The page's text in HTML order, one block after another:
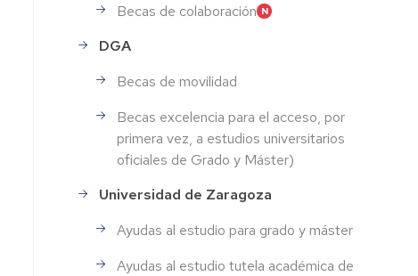
Becas de colaboración
DGA
Becas de movilidad
Becas excelencia para el acceso, por
primera vez, a estudios universitarios
oficiales de Grado y Máster)
Universidad de Zaragoza
Ayudas al estudio para grado y máster
Ayudas al estudio tutela académica de